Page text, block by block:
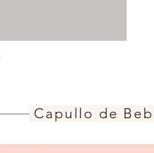
Capullo de